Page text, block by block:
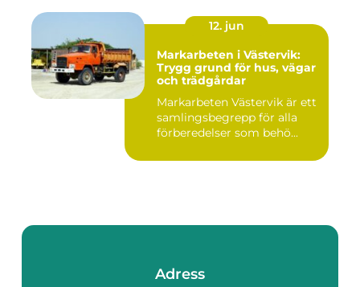
12. jun
Markarbeten i Västervik:
Trygg grund för hus, vägar
och trädgårdar
Markarbeten Västervik är ett
samlingsbegrepp för alla
förberedelser som behö...
Adress